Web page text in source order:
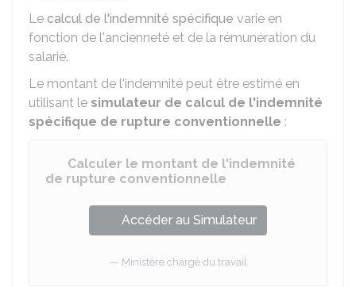
Le calcul de l'indemnité spécifique varie en
fonction de l'ancienneté et de la rémunération du
salarié.
Le montant de l'indemnité peut être estimé en
utilisant le simulateur de calcul de l'indemnité
spécifique de rupture conventionnelle :
Calculer le montant de l'indemnité
de rupture conventionnelle
Accéder au Simulateur
Ministère chargé du travail